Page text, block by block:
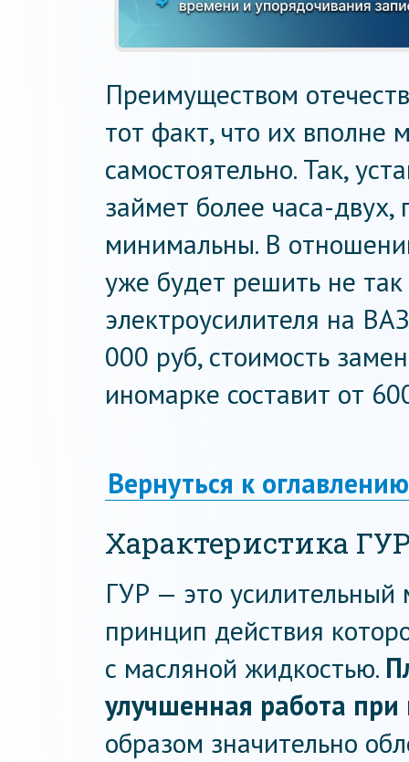
Преимуществом
тот факт, что их вполне
самостоятельно. Так,
займет более часа-
минимальны. В
уже будет решить не
электроусилителя на
000 руб, стоимость
иномарке составит от
Вернуться к оглавлению
Характеристика
ГУР — это усилительный
принцип действия
с масляной жидкостью.
улучшенная работа при
образом значительно